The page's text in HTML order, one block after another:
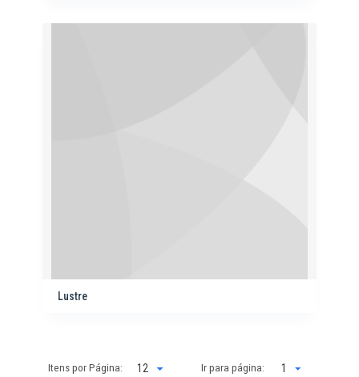
Lustre
Itens por Página: Ir para página: 1